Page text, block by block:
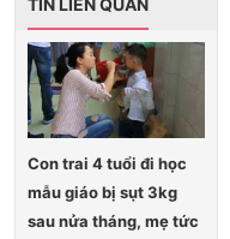
Con trai 4 tuổi đi học
mẫu giáo bị sụt 3kg
sau nửa tháng, mẹ tức